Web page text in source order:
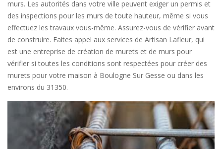
murs. Les autorités dans votre ville peuvent exiger un permis et
des inspections pour les murs de toute hauteur, même si vous
effectuez les travaux vous-même. Assurez-vous de vérifier avant
de construire. Faites appel aux services de Artisan Lafleur, qui
est une entreprise de création de murets et de murs pour
vérifier si toutes les conditions sont respectées pour créer des
murets pour votre maison à Boulogne Sur Gesse ou dans les
environs du 31350.